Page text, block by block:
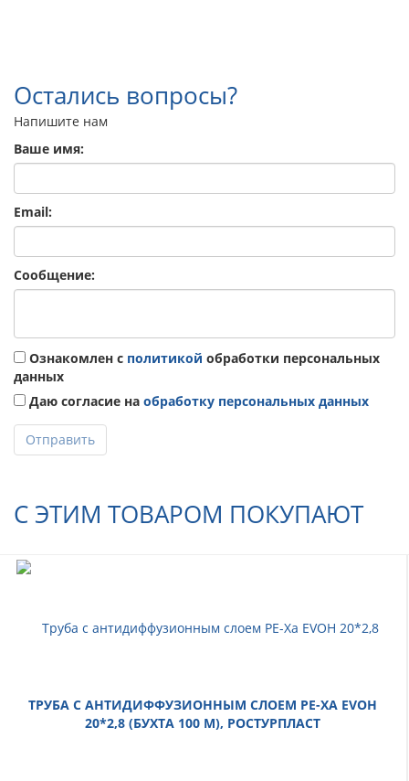
Остались вопросы?
Напишите нам
Ваше имя:
Email:
Сообщение:
Ознакомлен с политикой обработки персональных
данных
Даю согласие на обработку персональных данных
Отправить
С ЭТИМ ТОВАРОМ ПОКУПАЮТ
ТРУБА С АНТИДИФФУЗИОННЫМ СЛОЕМ PE-XA EVOH
20*2,8 (БУХТА 100 М), РОСТУРПЛАСТ